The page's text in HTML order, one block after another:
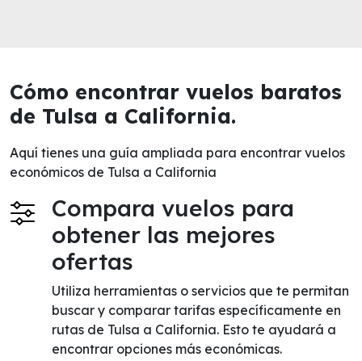
Cómo encontrar vuelos baratos
de Tulsa a California.
Aquí tienes una guía ampliada para encontrar vuelos
económicos de Tulsa a California
Compara vuelos para
obtener las mejores
ofertas
Utiliza herramientas o servicios que te permitan
buscar y comparar tarifas específicamente en
rutas de Tulsa a California. Esto te ayudará a
encontrar opciones más económicas.